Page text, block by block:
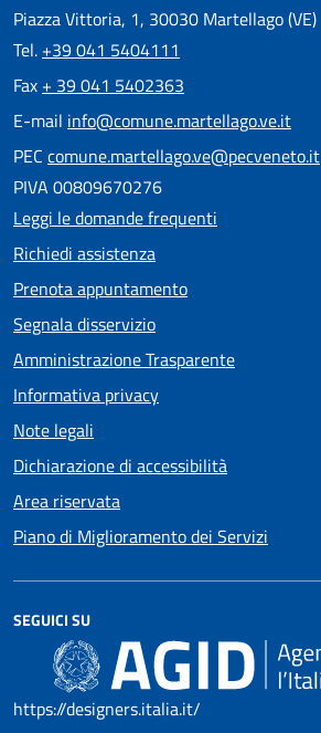
Piazza Vittoria, 1, 30030 Martellago (VE)
Tel. +39 041 5404111
Fax + 39 041 5402363
E-mail info@comune.martellago.ve.it
PEC comune.martellago.ve@pecveneto.it
PIVA 00809670276
Leggi le domande frequenti
Richiedi assistenza
Prenota appuntamento
Segnala disservizio
Amministrazione Trasparente
Informativa privacy
Note legali
Dichiarazione di accessibilità
Area riservata
Piano di Miglioramento dei Servizi
SEGUICI SU
https://designers.italia.it/